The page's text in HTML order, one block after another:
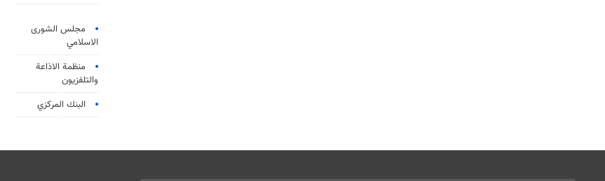
مجلس الشورى
الاسلامي
منظمة الاذاعة
والتلفزیون
البنك المركزي